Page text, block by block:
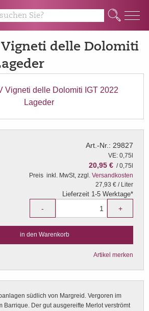
Q
delle Dolomiti
Art.-Nr.: 29827
VE: 0,75l
20,95 € / 0,75l
Preis inkl. MwSt, zzgl. Versandkosten
27,93 € / Liter
Lieferzeit 1-5 Werktage*
- +
in den Warenkorb
Artikel merken
südlich von Margreid. Vergoren im
Barrique. Der gut ausgereifte Merlot verströmt